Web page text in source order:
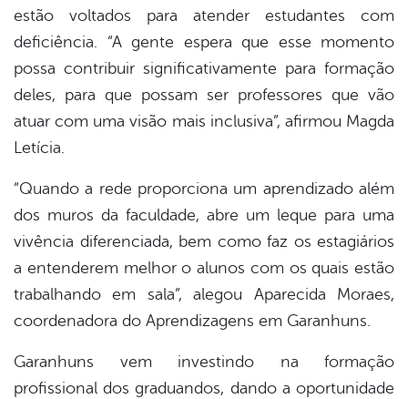
estão voltados para atender estudantes com
deficiência. “A gente espera que esse momento
possa contribuir significativamente para formação
deles, para que possam ser professores que vão
atuar com uma visão mais inclusiva”, afirmou Magda
Letícia.
“Quando a rede proporciona um aprendizado além
dos muros da faculdade, abre um leque para uma
vivência diferenciada, bem como faz os estagiários
a entenderem melhor o alunos com os quais estão
trabalhando em sala”, alegou Aparecida Moraes,
coordenadora do Aprendizagens em Garanhuns.
Garanhuns vem investindo na formação
profissional dos graduandos, dando a oportunidade